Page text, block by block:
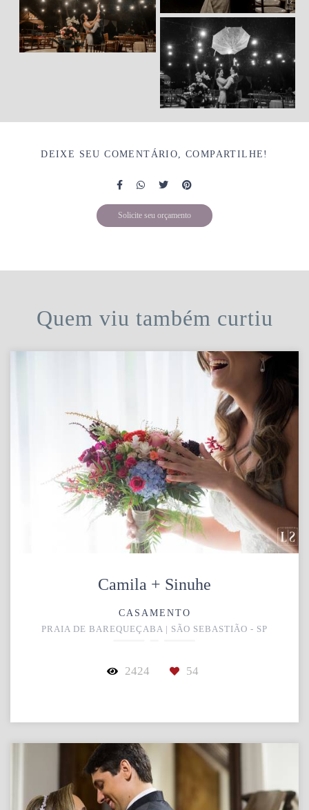
DEIXE SEU COMENTÁRIO, COMPARTILHE!
Solicite seu orçamento
Quem viu também curtiu
Camila + Sinuhe
CASAMENTO
PRAIA DE BAREQUEÇABA | SÃO SEBASTIÃO - SP
2424 54